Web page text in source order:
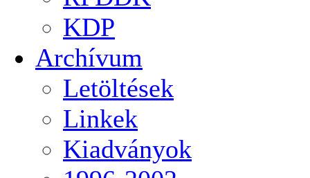
KDP
Archívum
Letöltések
Linkek
Kiadványok